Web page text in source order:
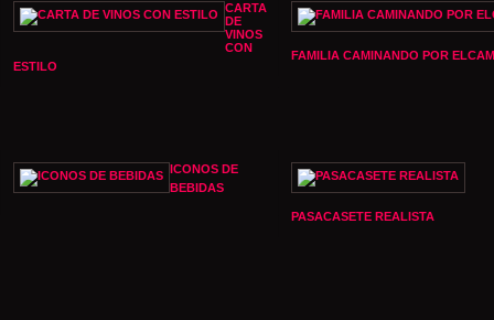
CARTA
DE
VINOS
CON
ESTILO
FAMILIA CAMINANDO POR
ICONOS DE
BEBIDAS
PASACASETE REALISTA